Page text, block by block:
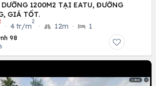
1200M2 TẠI EATU, ĐƯỜNG
GIÁ TỐT.
· 4 tr/m
2
· 12m · 1
98